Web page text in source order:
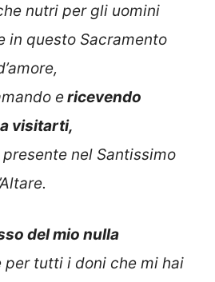
nutri per gli uomini
in questo Sacramento
ericevendo
visitarti,
nel Santissimo
del mio nulla
per tutti i doni che mi hai